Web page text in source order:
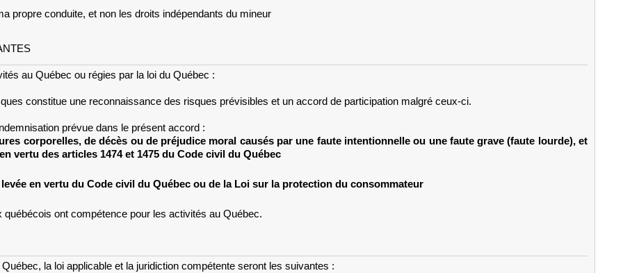
propre conduite, et non les droits indépendants du mineur
au Québec ou régies par la loi du Québec :
constitue une reconnaissance des risques prévisibles et un accord de participation malgré ceux-ci.
prévue dans le présent accord :
corporelles, de décès ou de préjudice moral causés par une faute intentionnelle ou une faute grave (faute lourde), et
vertu des articles 1474 et 1475 du Code civil du Québec
en vertu du Code civil du Québec ou de la Loi sur la protection du consommateur
québécois ont compétence pour les activités au Québec.
la loi applicable et la juridiction compétente seront les suivantes :